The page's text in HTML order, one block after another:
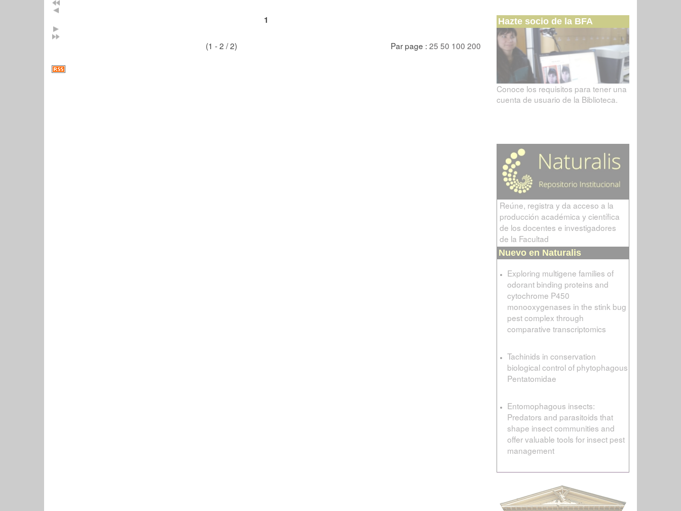
1
(1 - 2 / 2) Par page : 25 50 100 200
Hazte socio de la BFA
Conoce los requisitos para tener una
cuenta de usuario de la Biblioteca.
Reúne, registra y da acceso a la
producción académica y científica
de los docentes e investigadores
de la Facultad
Nuevo en Naturalis
Exploring multigene families of
odorant binding proteins and
cytochrome P450
monooxygenases in the stink bug
pest complex through
comparative transcriptomics
Tachinids in conservation
biological control of phytophagous
Pentatomidae
Entomophagous insects:
Predators and parasitoids that
shape insect communities and
offer valuable tools for insect pest
management